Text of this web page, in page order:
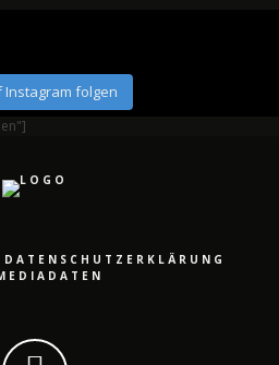
Instagram folgen
DATENSCHUTZERKLÄRUNG